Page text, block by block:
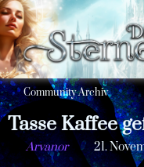
Community Archiv
Tasse Kaffee
Arvanor 21.